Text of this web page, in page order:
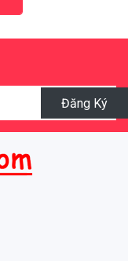
Đăng Ký